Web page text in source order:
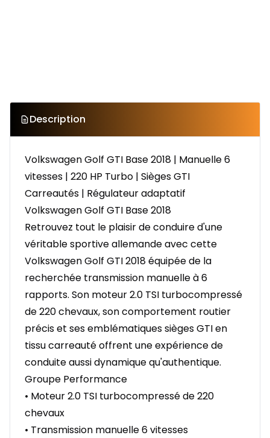
Description
Volkswagen Golf GTI Base 2018 | Manuelle 6
vitesses | 220 HP Turbo | Sièges GTI
Carreautés | Régulateur adaptatif
Volkswagen Golf GTI Base 2018
Retrouvez tout le plaisir de conduire d'une
véritable sportive allemande avec cette
Volkswagen Golf GTI 2018 équipée de la
recherchée transmission manuelle à 6
rapports. Son moteur 2.0 TSI turbocompressé
de 220 chevaux, son comportement routier
précis et ses emblématiques sièges GTI en
tissu carreauté offrent une expérience de
conduite aussi dynamique qu'authentique.
Groupe Performance
• Moteur 2.0 TSI turbocompressé de 220
chevaux
• Transmission manuelle 6 vitesses